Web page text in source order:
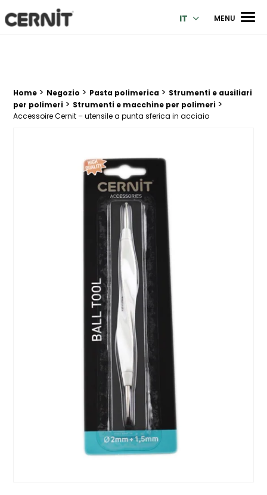
Cernit Une qualité haut de gamme pour des créations
IT MENU
Breadcrumb trail:
Home > Negozio > Pasta polimerica > Strumenti e ausiliari
per polimeri > Strumenti e macchine per polimeri >
Accessoire Cernit – utensile a punta sferica in acciaio